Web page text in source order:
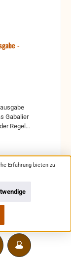
-
und
Erfahrung bieten zu